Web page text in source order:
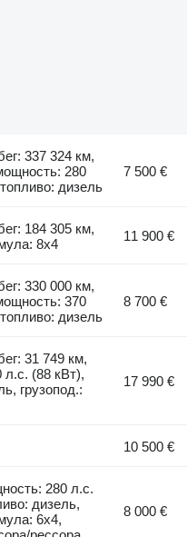
337 324 км,
280
дизель
7 500 €
184 305 км,
8x4
11 900 €
330 000 км,
370
дизель
8 700 €
31 749 км,
(88 кВт),
грузопод.:
17 990 €
10 500 €
280 л.с.
дизель,
6x4,
8 000 €